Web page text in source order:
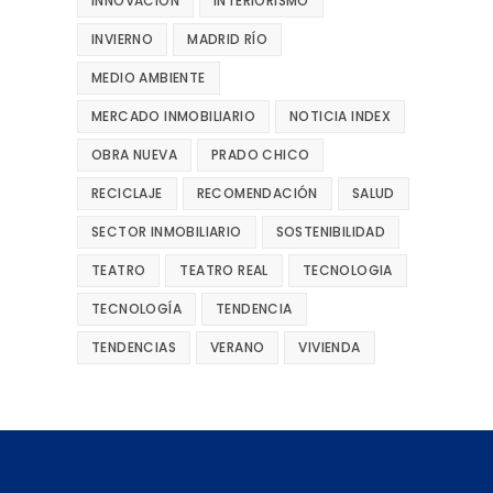
INVIERNO MADRID RÍO
MEDIO AMBIENTE
MERCADO INMOBILIARIO NOTICIA INDEX
OBRA NUEVA PRADO CHICO
RECICLAJE RECOMENDACIÓN SALUD
SECTOR INMOBILIARIO SOSTENIBILIDAD
TEATRO TEATRO REAL TECNOLOGIA
TECNOLOGÍA TENDENCIA
TENDENCIAS VERANO VIVIENDA